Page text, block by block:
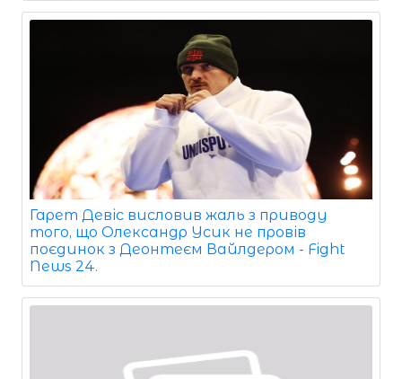
Гарет Девіс висловив жаль з приводу
того, що Олександр Усик не провів
поєдинок з Деонтеєм Вайлдером - Fight
News 24.